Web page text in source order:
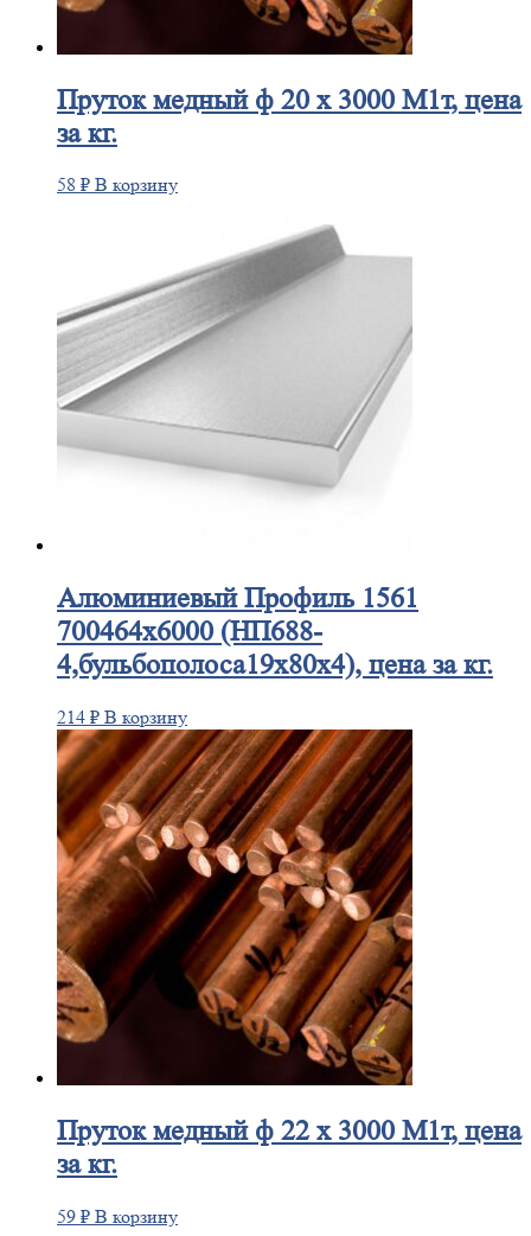
Прутокмедный ф 20 х 3000 М1т, цена
за кг.
58 ₽ В корзину
АлюминиевыйПрофиль 1561
700464х6000 (НП688-
4,бульбополоса19х80х4), цена за кг.
214 ₽ В корзину
Прутокмедный ф 22 х 3000 М1т, цена
за кг.
59 ₽ В корзину